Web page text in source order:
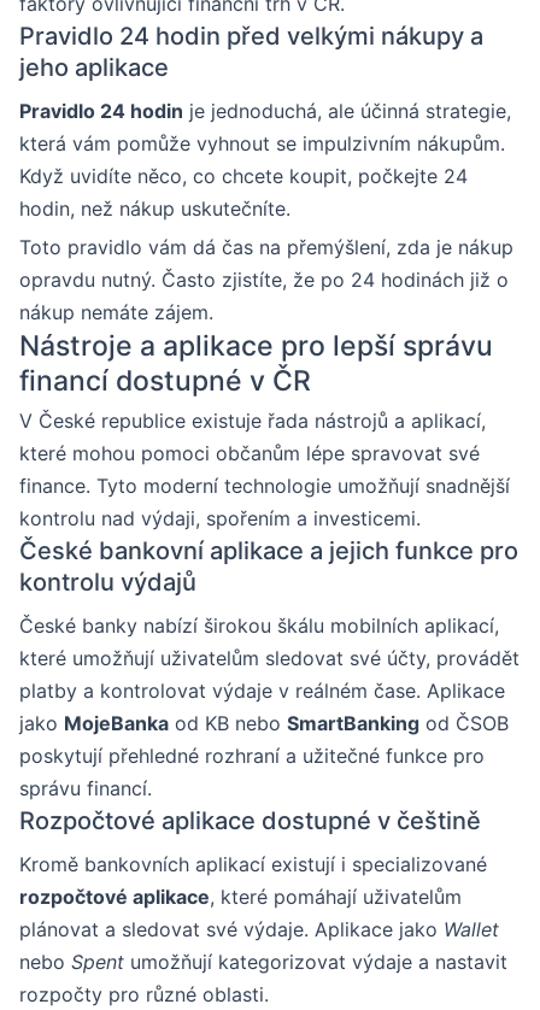
Pravidlo 24 hodin před velkými nákupy a
jeho aplikace
Pravidlo 24 hodin je jednoduchá, ale účinná strategie,
která vám pomůže vyhnout se impulzivním nákupům.
Když uvidíte něco, co chcete koupit, počkejte 24
hodin, než nákup uskutečníte.
Toto pravidlo vám dá čas na přemýšlení, zda je nákup
opravdu nutný. Často zjistíte, že po 24 hodinách již o
nákup nemáte zájem.
Nástroje a aplikace pro lepší správu
financí dostupné v ČR
V České republice existuje řada nástrojů a aplikací,
které mohou pomoci občanům lépe spravovat své
finance. Tyto moderní technologie umožňují snadnější
kontrolu nad výdaji, spořením a investicemi.
České bankovní aplikace a jejich funkce pro
kontrolu výdajů
České banky nabízí širokou škálu mobilních aplikací,
které umožňují uživatelům sledovat své účty, provádět
platby a kontrolovat výdaje v reálném čase. Aplikace
jako MojeBanka od KB nebo SmartBanking od ČSOB
poskytují přehledné rozhraní a užitečné funkce pro
správu financí.
Rozpočtové aplikace dostupné v češtině
Kromě bankovních aplikací existují i specializované
rozpočtové aplikace, které pomáhají uživatelům
plánovat a sledovat své výdaje. Aplikace jako Wallet
nebo Spent umožňují kategorizovat výdaje a nastavit
rozpočty pro různé oblasti.